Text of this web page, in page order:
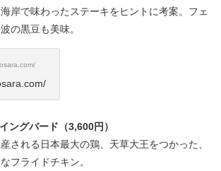
岸で味わったステーキをヒントに考案。フェ
の黒豆も美味。
ングバード（3,600円）
される日本最大の鶏、天草大王をつかった、
フライドチキン。